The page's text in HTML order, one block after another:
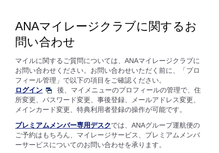
ANAマイレージクラブに関するお
問い合わせ
マイルに関するご質問については、ANAマイレージクラブに
お問い合わせください。お問い合わせいただく前に、「プロ
フィール管理」で以下の項目をご確認ください。
ログイン
後、マイメニューのプロフィールの管理で、住
所変更、パスワード変更、事後登録、メールアドレス変更、
メインカード変更、特典利用者登録の操作が可能です。
プレミアムメンバー専用デスクでは、ANAグループ運航便の
ご予約はもちろん、マイレージサービス、プレミアムメンバ
ーサービスについてのお問い合わせを承ります。